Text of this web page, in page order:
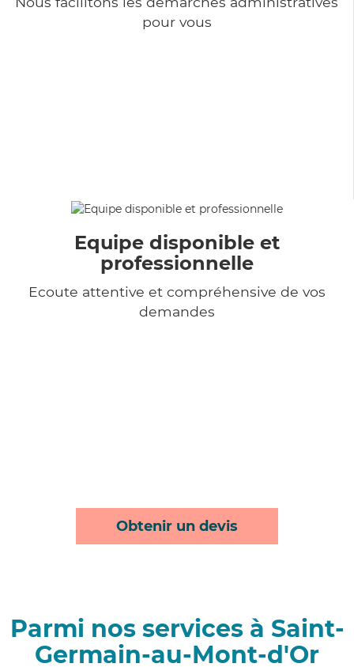
pour vous
Equipe disponible et
professionnelle
Ecoute attentive et compréhensive de vos
demandes
Obtenir un devis
Parmi nos services à Saint-
Germain-au-Mont-d'Or